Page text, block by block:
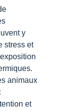
y
stress et
animaux
et